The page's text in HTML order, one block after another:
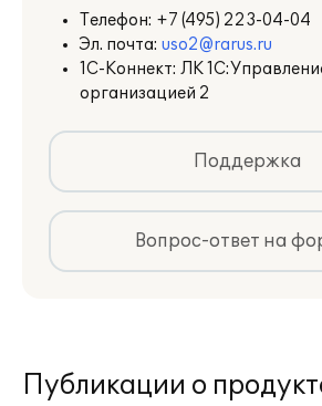
и фактическое
связаны между собой, что
позволяет
строительства и быстро
Сокращение сроков
строительства
быстрее принимать
Телефон: +7 (495) 223-04-04
Эл. почта: uso2@rarus.ru
1С-Коннект: ЛК
организацией 2
Поддержка
Вопрос-ответ на
Публикации о